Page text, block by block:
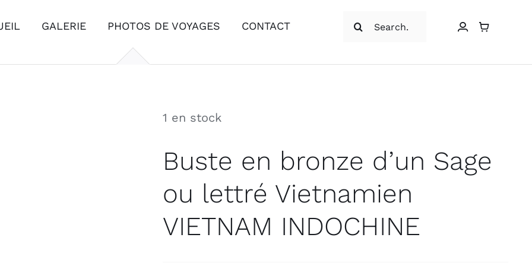
GALERIE PHOTOS DE VOYAGES CONTACT
1 en stock
Buste en bronze d’un Sage
ou lettré Vietnamien
VIETNAM INDOCHINE